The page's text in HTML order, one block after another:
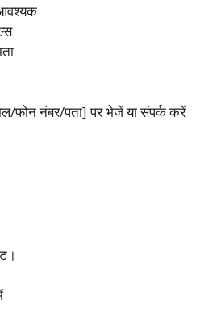
फोन नंबर/पता] पर भेजें या संपर्क करें